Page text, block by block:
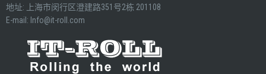
地址: 上海市闵行区澄建路351号2栋 201108
E-mail: Info@it-roll.com